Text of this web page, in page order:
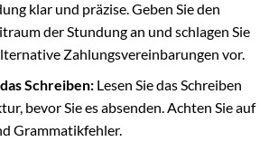
klar und präzise. Geben Sie den
der Stundung an und schlagen Sie
Zahlungsvereinbarungen vor.
Schreiben:Lesen Sie das Schreiben
bevor Sie es absenden. Achten Sie auf
Grammatikfehler.